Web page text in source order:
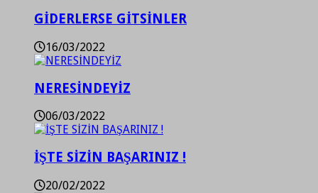
GİDERLERSE GİTSİNLER
16/03/2022
NERESİNDEYİZ
06/03/2022
İŞTE SİZİN BAŞARINIZ !
20/02/2022